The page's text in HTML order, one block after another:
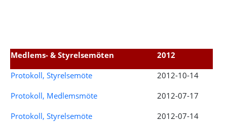
Medlems- & Styrelsemöten
2012
Protokoll, Styrelsemöte
2012-10-14
Protokoll, Medlemsmöte
2012-07-17
Protokoll, Styrelsemöte
2012-07-14